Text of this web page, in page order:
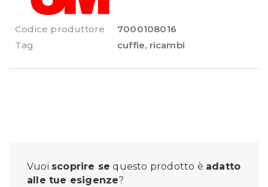
Codice produttore
7000108016
Tag
cuffie, ricambi
Vuoi scoprire se questo prodotto è adatto
alle tue esigenze?